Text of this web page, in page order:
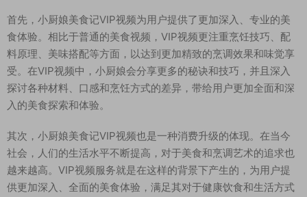
首先，小厨娘美食记VIP视频为用户提供了更加深入、专业的美
食体验。相比于普通的美食视频，VIP视频更注重烹饪技巧、配
料原理、美味搭配等方面，以达到更加精致的烹调效果和味觉享
受。在VIP视频中，小厨娘会分享更多的秘诀和技巧，并且深入
探讨各种材料、口感和烹饪方式的差异，带给用户更加全面和深
入的美食探索和体验。
其次，小厨娘美食记VIP视频也是一种消费升级的体现。在当今
社会，人们的生活水平不断提高，对于美食和烹调艺术的追求也
越来越高。VIP视频服务就是在这样的背景下产生的，为用户提
供更加深入、全面的美食体验，满足其对于健康饮食和生活方式